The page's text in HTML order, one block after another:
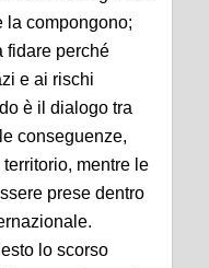
la compongono;
fidare perché
e ai rischi
è il dialogo tra
conseguenze,
mentre le
prese dentro
lo scorso